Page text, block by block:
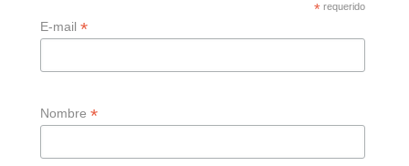
* requerido
E-mail*
Nombre*